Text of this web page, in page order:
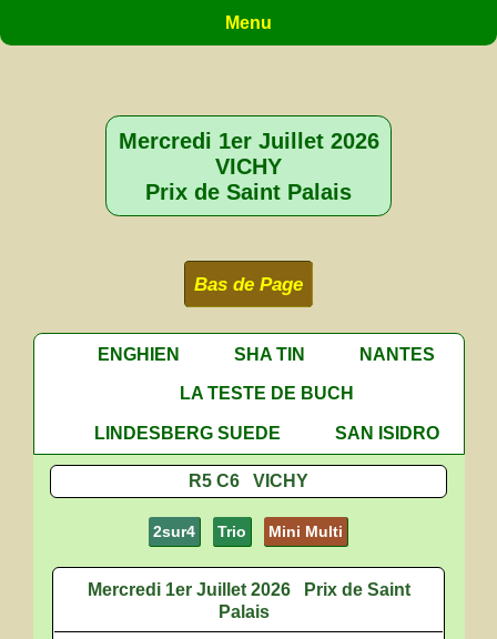
Menu
Mercredi 1er Juillet 2026
VICHY
Prix de Saint Palais
Bas de Page
ENGHIEN SHA TIN
NANTES
LA TESTE DE BUCH
LINDESBERG SUEDE
SAN ISIDRO
R5 C6 VICHY
2sur4 Trio Mini Multi
Mercredi 1er Juillet 2026
Prix de Saint
Palais